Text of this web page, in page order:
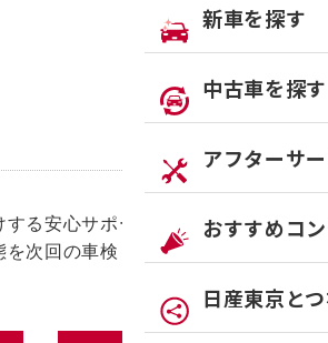
地域から探す
一覧から探す
店舗リニューアル
店舗統合・移転の
営業カレンダー
新車を探す
試乗車・展示車検索
福祉車両（ライ
カスタイマイズサ
クルマのサブスク
法人リースオン
オンライン相談
中古車を探す
在庫車一覧
中古車ワイド保証
アフターサ
アフターサービ
メンテナンスネ
車検
おすすめコ
日産東京と
る安心サポートプランです。
次回の車検まで定期的にチェック。